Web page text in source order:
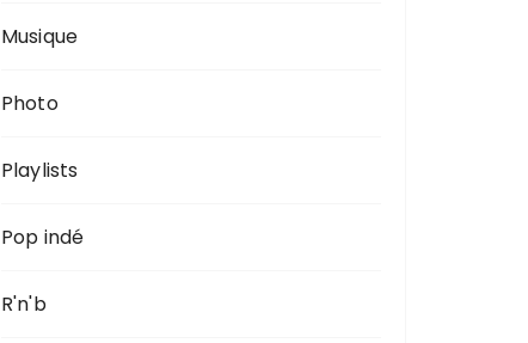
Musique
Photo
Playlists
Pop indé
R'n'b